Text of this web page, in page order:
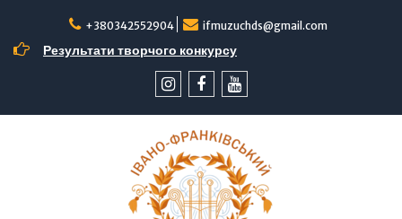
вмісту
+380342552904 ifmuzuchds@gmail.com
Результати творчого конкурсу